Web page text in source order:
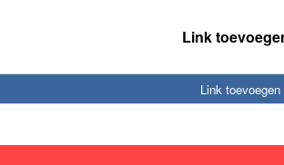
Link
Link toevoegen